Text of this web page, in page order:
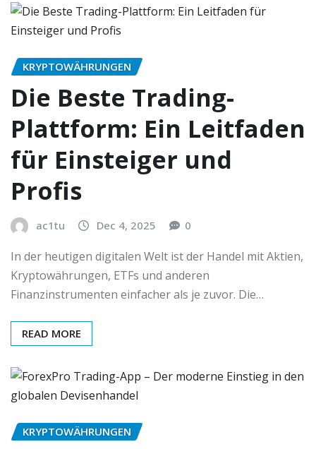
KRYPTOWÄHRUNGEN
Die Beste Trading-
Plattform: Ein Leitfaden
für Einsteiger und
Profis
ac1tu Dec 4, 2025 0
In der heutigen digitalen Welt ist der Handel mit Aktien,
Kryptowährungen, ETFs und anderen
Finanzinstrumenten einfacher als je zuvor. Die…
READ MORE
KRYPTOWÄHRUNGEN